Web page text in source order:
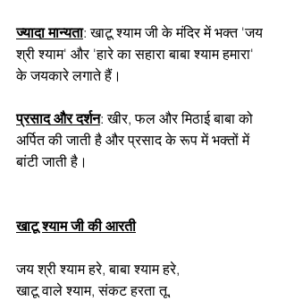
ज्यादा मान्यता: खाटू श्याम जी के मंदिर में भक्त 'जय
श्री श्याम' और 'हारे का सहारा बाबा श्याम हमारा'
के जयकारे लगाते हैं।
प्रसाद और दर्शन: खीर, फल और मिठाई बाबा को
अर्पित की जाती है और प्रसाद के रूप में भक्तों में
बांटी जाती है।
खाटू श्याम जी की आरती
जय श्री श्याम हरे, बाबा श्याम हरे,
खाटू वाले श्याम, संकट हरता तू,